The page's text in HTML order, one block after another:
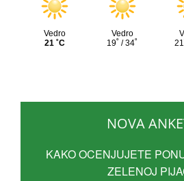
NOVA
KAKO OCENJUJETE
ZELENOJ